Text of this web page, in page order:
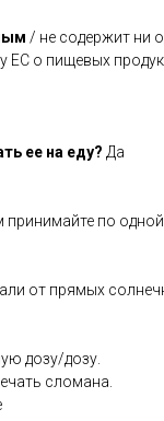
/ не содержит ни
о пищевых
ее на еду? Да
по одной
от прямых
дозу/дозу.
сломана.